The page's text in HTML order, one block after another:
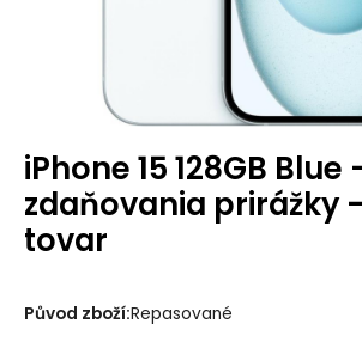
iPhone 15 128GB
zdaňovania prirážky
tovar
Původ zboží:Repasované